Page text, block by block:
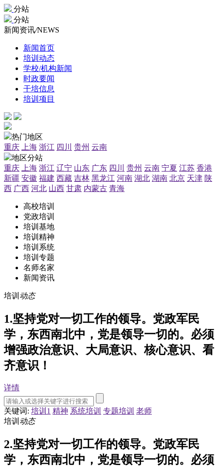
分站
分站
新闻资讯/NEWS
新闻首页
培训动态
学校/机构新闻
时政要闻
干培信息
培训项目
热门地区
重庆
上海 浙江 四川 贵州 云南
地区分站
重庆
上海 浙江 辽宁 山东 广东 四川 贵州 云南 宁夏 江苏 香港
新疆 安徽 福建 西藏 吉林 黑龙江 河南 湖北 湖南 北京 天津 陕
西 广西 河北 山西 甘肃 内蒙古 青海
高校培训
党政培训
培训基地
培训精神
培训系统
培训专题
名师名家
新闻资讯
培训 动态
1.坚持党对一切工作的领导。党政军民
学，东西南北中，党是领导一切的。必须
增强政治意识、大局意识、核心意识、看
齐意识！
详情
关键词: 培训1 精神 系统培训 专题培训 老师
培训 动态
2.坚持党对一切工作的领导。党政军民
学，东西南北中，党是领导一切的。必须